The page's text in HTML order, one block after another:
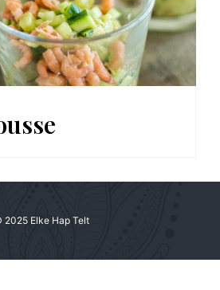
2025 Elke Hap Telt